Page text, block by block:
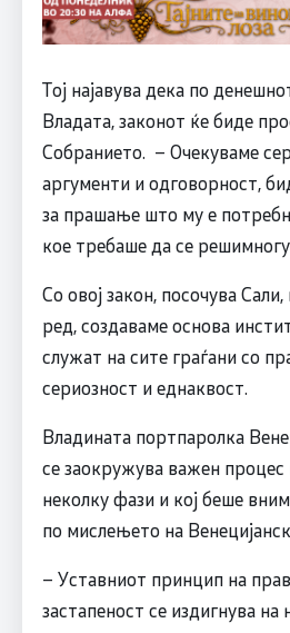
Тој најавува дека по
Владата, законот ќе биде
Собранието. – Очекуваме
аргументи и одговорност,
за прашање што му е
кое требаше да се
Со овој закон, посочува
ред, создаваме основа
служат на сите граѓани со
сериозност и еднаквост.
Владината портпаролка
се заокружува важен процес
неколку фази и кој беше
по мислењето на
– Уставниот принцип на
застапеност се издигнува на